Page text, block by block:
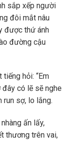
sắp xếp người
đôi mắt nâu
được thứ ánh
đường cậu
tiếng hỏi: “Em
đây có lẽ sẽ nghe
run sợ, lo lắng.
ấn lấy,
thương trên vai,